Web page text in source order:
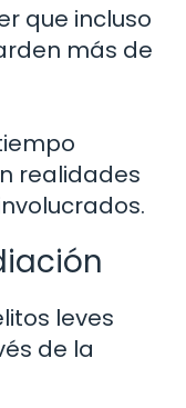
que incluso
más de
realidades
leves
de la